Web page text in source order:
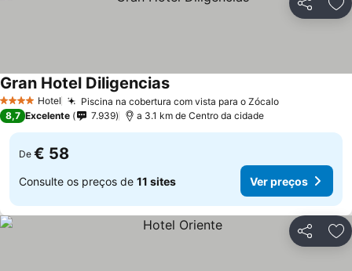
Partilhar
4 EstrelasHotel Piscina na cobertura com vista para o ZócaloVer preços
Gran Hotel DiligenciasVer preços
8,7 Excelente 7.939 a 3.1 km de Centro da cidade
De € 58
Consulte os preços de 11 sites Ver preços
Partilhar